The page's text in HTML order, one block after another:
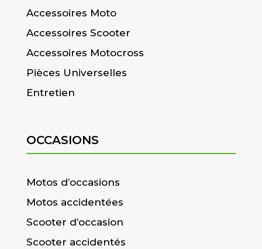
Accessoires Moto
Accessoires Scooter
Accessoires Motocross
Pièces Universelles
Entretien
OCCASIONS
Motos d’occasions
Motos accidentées
Scooter d’occasion
Scooter accidentés